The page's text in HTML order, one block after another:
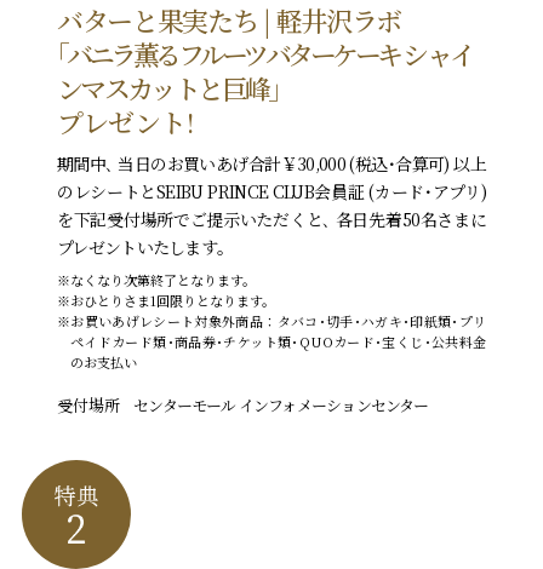
バターと果実たち | 軽井沢ラボ
｢バニラ薫るフルーツバターケーキシャイ
ンマスカットと巨峰｣
プレゼント!
期間中､ 当日のお買いあげ合計￥30,000 (税込･合算可) 以上
のレシートとSEIBU PRINCE CLUB会員証 (カード･アプリ)
を下記受付場所でご提示いただくと､ 各日先着50名さまに
プレゼントいたします｡
※なくなり次第終了となります。
※おひとりさま1回限りとなります。
※お買いあげレシート対象外商品：タバコ･切手･ハガキ･印紙類･プリ
ペイドカード類･商品券･チケット類･QUOカード･宝くじ･公共料金
のお支払い
受付場所 センターモール インフォメーションセンター